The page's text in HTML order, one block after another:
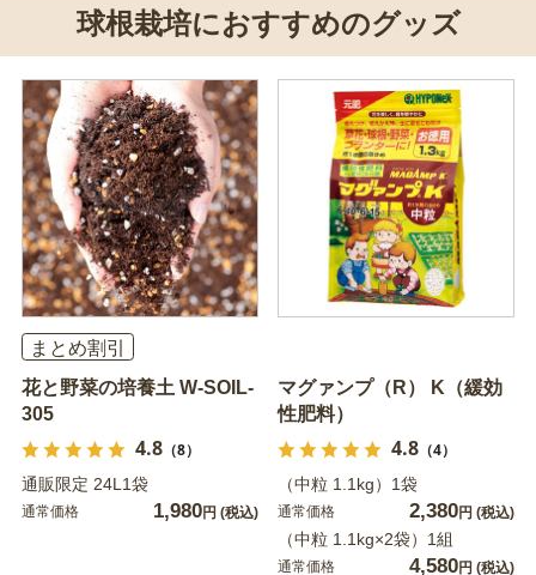
球根栽培におすすめのグッズ
まとめ割引
花と野菜の培養土 W-SOIL-
305
4.8（8）
通販限定 24L1袋
通常価格 1,980円 (税込)
マグァンプ（R） K（緩効
性肥料）
4.8（4）
（中粒 1.1kg）1袋
通常価格 2,380円 (税込)
（中粒 1.1kg×2袋）1組
通常価格 4,580円 (税込)